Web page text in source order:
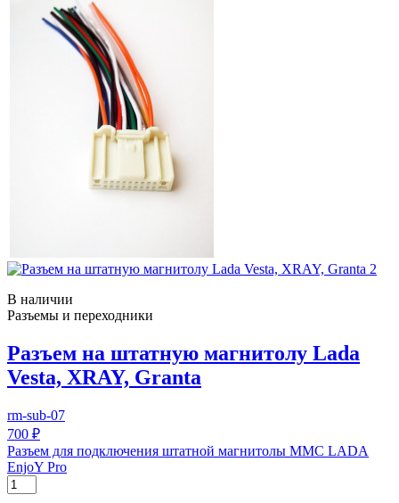
В наличии
Разъемы и переходники
Разъем на штатную магнитолу Lada
Vesta, XRAY, Granta
rm-sub-07
700 ₽
Разъем для подключения штатной магнитолы ММС LADA
EnjoY Pro